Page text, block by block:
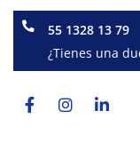
55 1328 13 79
¿Tienes una
Facebook-
f
Instagram